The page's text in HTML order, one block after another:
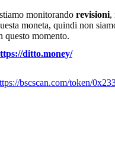
monitorando revisioni,
moneta, quindi non
questo momento.
ditto.money/
bscscan.com/token/